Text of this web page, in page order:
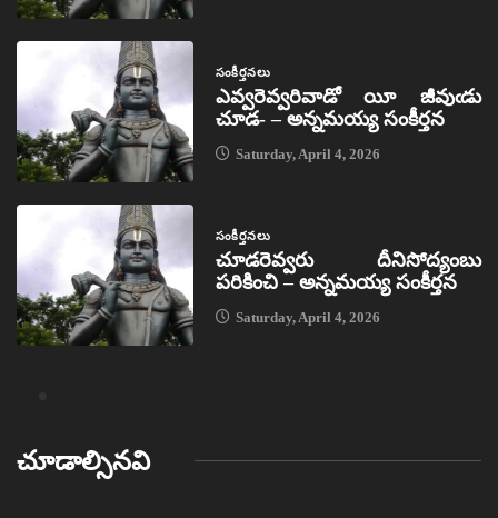
సంకీర్తనలు
ఎవ్వరెవ్వరివాడో యీ జీవుఁడు
చూడ- – అన్నమయ్య సంకీర్తన
Saturday, April 4, 2026
సంకీర్తనలు
చూడరెవ్వరు దీనిసోద్యంబు
పరికించి – అన్నమయ్య సంకీర్తన
Saturday, April 4, 2026
చూడాల్సినవి